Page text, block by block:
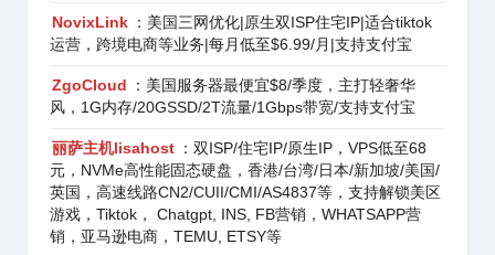
NovixLink ：美国三网优化|原生双ISP住宅IP|适合tiktok
运营，跨境电商等业务|每月低至$6.99/月|支持支付宝
ZgoCloud
：美国服务器最便宜$8/季度，主打轻奢华
风，1G内存/20GSSD/2T流量/1Gbps带宽/支持支付宝
丽萨主机lisahost ：双ISP/住宅IP/原生IP，VPS低至68
元，NVMe高性能固态硬盘，香港/台湾/日本/新加坡/美国/
英国，高速线路CN2/CUII/CMI/AS4837等，支持解锁美区
游戏，Tiktok， Chatgpt, INS, FB营销，WHATSAPP营
销，亚马逊电商，TEMU, ETSY等